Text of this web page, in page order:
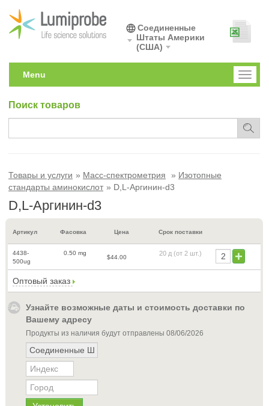
Соединенные
Штаты Америки
(США)
Toggle
Menu
Поиск товаров
Товары и услуги Масс-спектрометрия
Изотопные
стандарты аминокислот
D,L-Аргинин-d3
D,L-Аргинин-d3
Артикул Фасовка Цена Срок поставки
4438-
500ug
0.50 mg
$44.00
20 д (от 2 шт.)
Оптовый заказ
Узнайте возможные даты и стоимость доставки по
Вашему адресу
Продукты из наличия будут отправлены 08/06/2026